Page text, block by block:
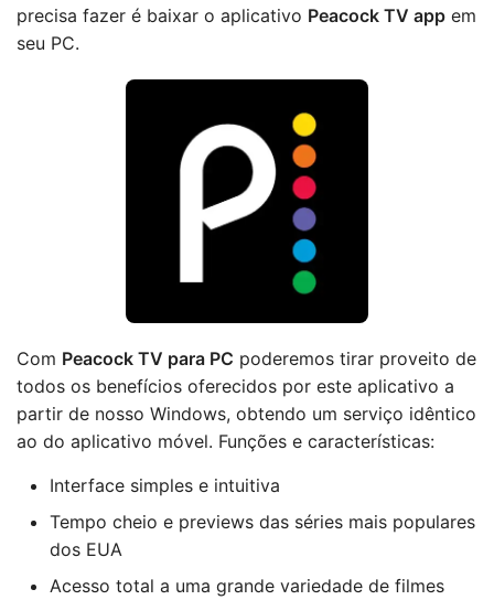
precisa fazer é baixar o aplicativo Peacock TV app em
seu PC.
Com Peacock TV para PC poderemos tirar proveito de
todos os benefícios oferecidos por este aplicativo a
partir de nosso Windows, obtendo um serviço idêntico
ao do aplicativo móvel. Funções e características:
Interface simples e intuitiva
Tempo cheio e previews das séries mais populares
dos EUA
Acesso total a uma grande variedade de filmes